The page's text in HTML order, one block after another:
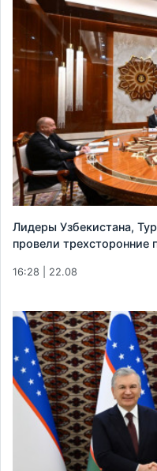
Лидеры Узбекистана,
провели трехсторонние
16:28 | 22.08